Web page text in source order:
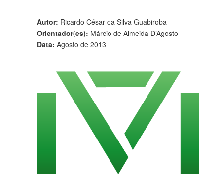
Autor: Ricardo César da Silva Guabiroba
Orientador(es): Márcio de Almeida D’Agosto
Data: Agosto de 2013